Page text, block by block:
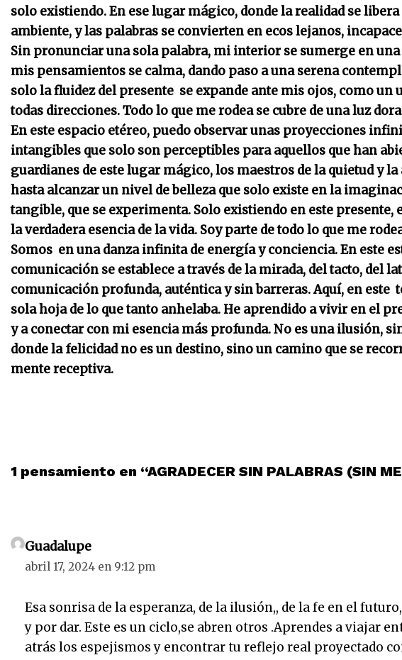
solo existiendo.En ese lugar mágico, donde la realidad se
ambiente, y las palabras se convierten en ecos lejanos,
Sin pronunciar una sola palabra, mi interior se sumerge en
mis pensamientos se calma, dando paso a una serena
solo la fluidez del presente se expande ante mis ojos, como
todas direcciones. Todo lo que me rodea se cubre de una luz
En este espacio etéreo, puedo observar unas proyecciones
intangibles que solo son perceptibles para aquellos que han
guardianes de este lugar mágico, los maestros de la quietud y
hasta alcanzar un nivel de belleza que solo existe en la
tangible, que se experimenta. Solo existiendo en este
la verdadera esencia de la vida. Soy parte de todo lo que me
Somos en una danza infinita de energía y conciencia.En este
comunicación se establece a través de la mirada, del tacto, del
comunicación profunda, auténtica y sin barreras. Aquí, en este
sola hoja de lo que tanto anhelaba. He aprendido a vivir en el
y a conectar con mi esencia más profunda. No es una ilusión,
donde la felicidad no es un destino, sino un camino que se
mente receptiva.
1 pensamiento en “AGRADECER SIN PALABRAS (SIN
Guadalupe
abril 17, 2024 en 9:12 pm
Esa sonrisa de la esperanza, de la ilusión,, de la fe en el
y por dar. Este es un ciclo,se abren otros .Aprendes a viajar
atrás los espejismos y encontrar tu reflejo real proyectado